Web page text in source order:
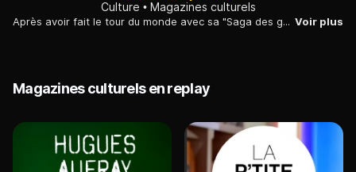
Culture
Magazines culturels
Après avoir fait le tour du monde avec sa "Saga des géants" pendant 20 ans, la compagnie de théâtre de rue Royal de Luxe a posé ses valises dans le quartier de Bellevue à Nantes. Voir plus
Magazines culturels en replay